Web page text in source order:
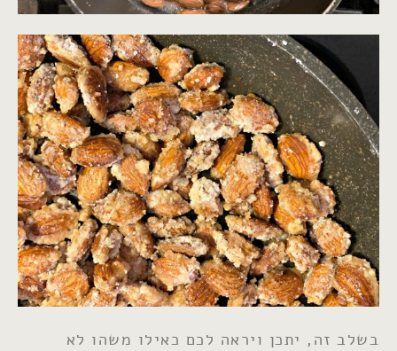
בשלב זה, יתכן ויראה לכם כאילו משהו לא